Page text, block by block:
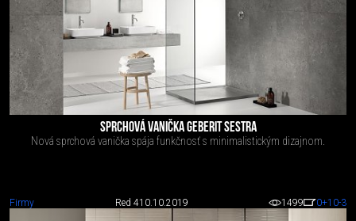
SPRCHOVÁ VANIČKA GEBERIT SESTRA
Nová sprchová vanička spája funkčnosť s minimalistickým dizajnom.
Firmy Red 410.10.2019 1499 0+10-3